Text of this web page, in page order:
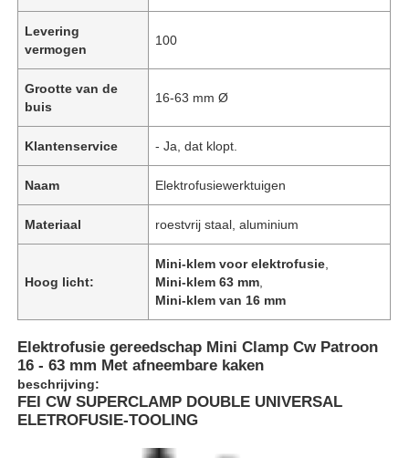
Levering
vermogen
100
Grootte van de
buis
16-63 mm Ø
Klantenservice - Ja, dat klopt.
Naam Elektrofusiewerktuigen
Materiaal roestvrij staal, aluminium
Hoog licht:
Mini-klem voor elektrofusie
Mini-klem 63 mm
Mini-klem van 16 mm
Elektrofusie gereedschap Mini Clamp Cw Patroon
16 - 63 mm Met afneembare kaken
beschrijving:
FEI CW SUPERCLAMP DOUBLE UNIVERSAL
ELETROFUSIE-TOOLING